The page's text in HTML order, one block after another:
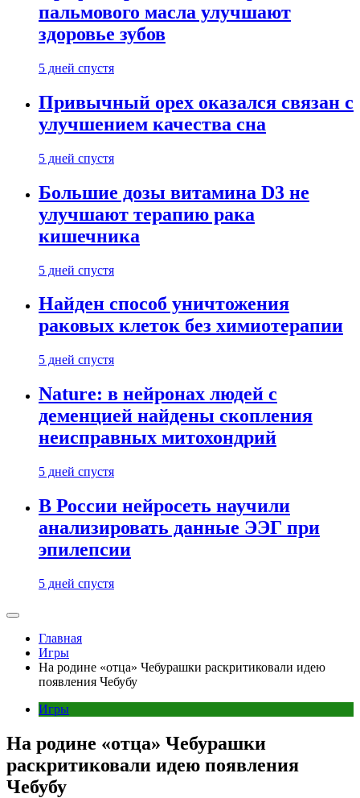
пальмового масла улучшают
здоровье зубов
5 дней спустя
Привычный орех оказался связан с
улучшением качества сна
5 дней спустя
Большие дозы витамина D3 не
улучшают терапию рака
кишечника
5 дней спустя
Найден способ уничтожения
раковых клеток без химиотерапии
5 дней спустя
Nature: в нейронах людей с
деменцией найдены скопления
неисправных митохондрий
5 дней спустя
В России нейросеть научили
анализировать данные ЭЭГ при
эпилепсии
5 дней спустя
Главная
Игры
На родине «отца» Чебурашки раскритиковали идею
появления Чебубу
Игры
На родине «отца» Чебурашки
раскритиковали идею появления
Чебубу